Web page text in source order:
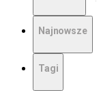
Najnowsze
Tagi